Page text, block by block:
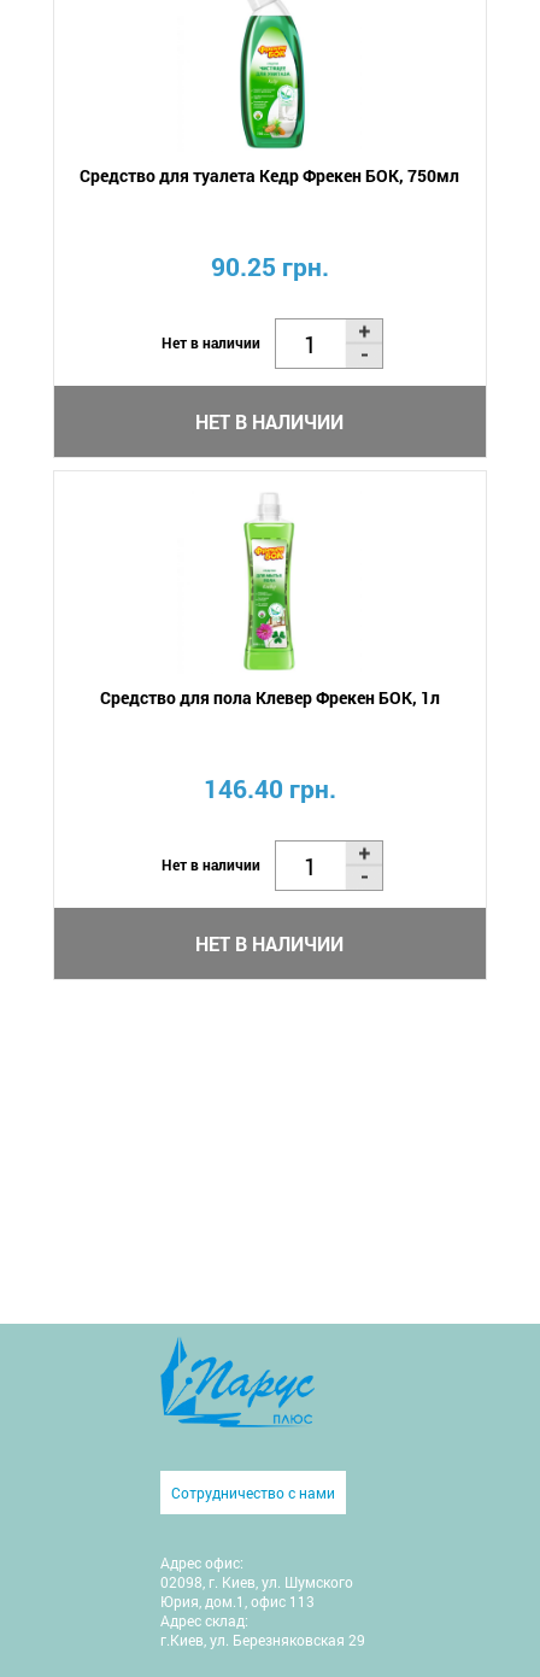
Средство для туалета Кедр Фрекен БОК, 750мл
90.25 грн.
Нет в наличии
НЕТ В НАЛИЧИИ
Средство для пола Клевер Фрекен БОК, 1л
146.40 грн.
Нет в наличии
НЕТ В НАЛИЧИИ
Сотрудничество с нами
Адрес офис:
02098, г. Киев, ул. Шумского
Юрия, дом.1, офис 113
Адрес склад:
г.Киев, ул. Березняковская 29